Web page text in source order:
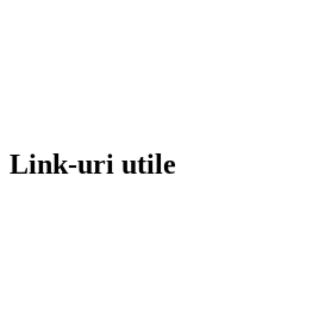
Link-uri utile